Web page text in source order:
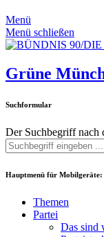
Menü
Menü schließen
Grüne
Suchformular
Der Suchbegriff nach
Hauptmenü für Mobilgeräte:
Themen
Partei
Das sind